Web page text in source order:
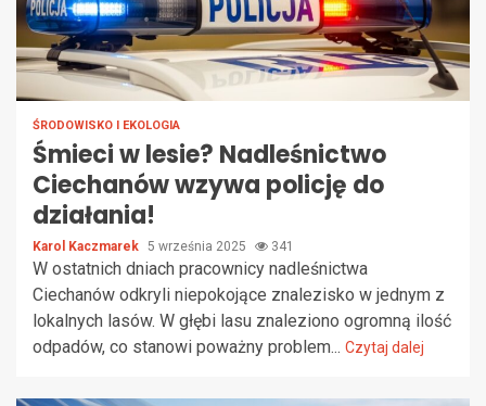
ŚRODOWISKO I EKOLOGIA
Śmieci w lesie? Nadleśnictwo
Ciechanów wzywa policję do
działania!
Karol Kaczmarek 5 września 2025 341
W ostatnich dniach pracownicy nadleśnictwa
Ciechanów odkryli niepokojące znalezisko w jednym z
lokalnych lasów. W głębi lasu znaleziono ogromną ilość
odpadów, co stanowi poważny problem... Czytaj dalej